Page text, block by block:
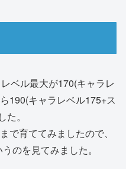
ベル最大が170(キャラレ
190(キャラレベル175+ス
。
で育ててみましたので、
のを見てみました。